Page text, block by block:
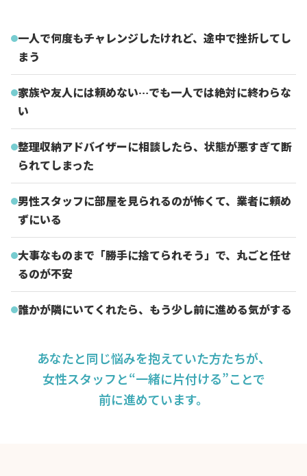
一人で何度もチャレンジしたけれど、途中で挫折してし
まう
家族や友人には頼めない…でも一人では絶対に終わらな
い
整理収納アドバイザーに相談したら、状態が悪すぎて断
られてしまった
男性スタッフに部屋を見られるのが怖くて、業者に頼め
ずにいる
大事なものまで「勝手に捨てられそう」で、丸ごと任せ
るのが不安
誰かが隣にいてくれたら、もう少し前に進める気がする
あなたと同じ悩みを抱えていた方たちが、
女性スタッフと“一緒に片付ける”ことで
前に進めています。